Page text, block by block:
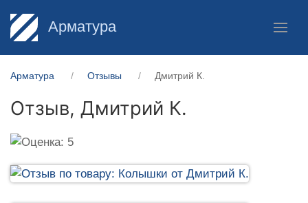
Арматура
Арматура Отзывы Дмитрий К.
Отзыв, Дмитрий К.